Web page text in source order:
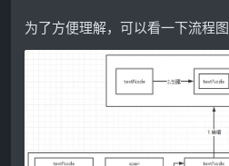
为了方便理解，可以看一下流程图